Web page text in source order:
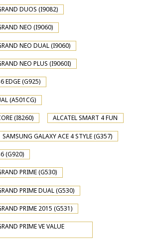
DUOS (I9082)
NEO (I9060)
NEO DUAL (I9060)
NEO PLUS (I9060I)
EDGE (G925)
(A501CG)
(I8260) ALCATEL SMART 4 FUN
SAMSUNG GALAXY ACE 4 STYLE (G357)
(G920)
PRIME (G530)
PRIME DUAL (G530)
PRIME 2015 (G531)
PRIME VE VALUE